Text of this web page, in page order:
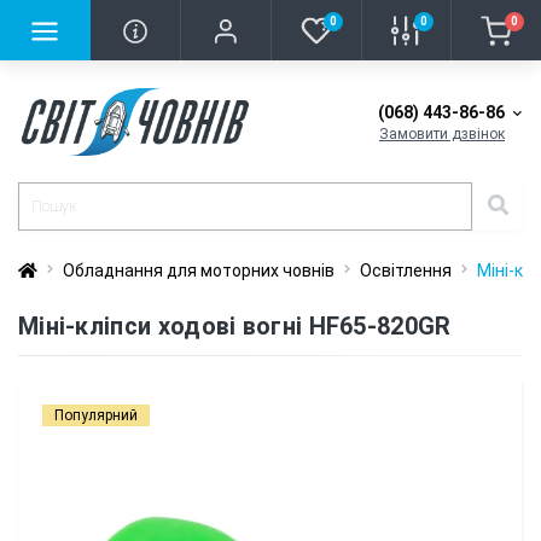
0 0 0
(068) 443-86-86
Замовити дзвінок
Обладнання для моторних човнів Освітлення Міні-
Міні-кліпси ходові вогні HF65-820GR
Популярний